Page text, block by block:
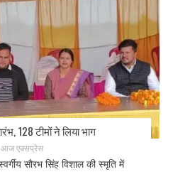
128 टीमों ने लिया भाग
आज एक्सप्रेस
सौरभ सिंह विशाल की स्मृति में